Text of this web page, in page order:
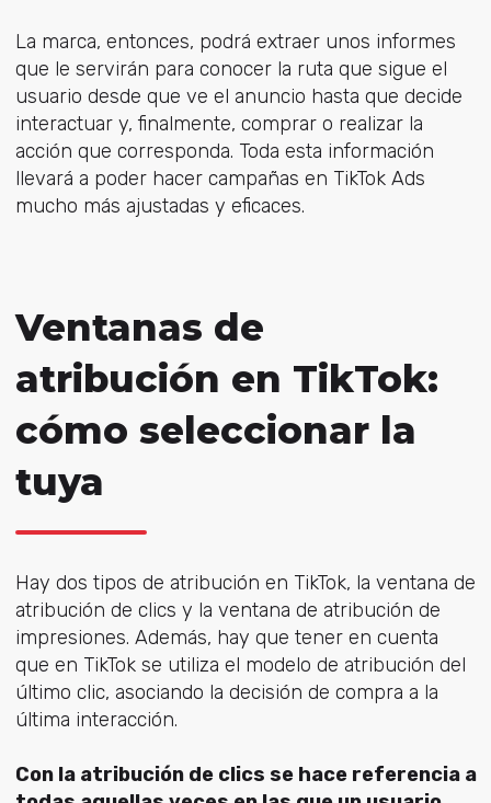
La marca, entonces, podrá extraer unos informes
que le servirán para conocer la ruta que sigue el
usuario desde que ve el anuncio hasta que decide
interactuar y, finalmente, comprar o realizar la
acción que corresponda. Toda esta información
llevará a poder hacer campañas en TikTok Ads
mucho más ajustadas y eficaces.
Ventanas de
atribución en TikTok:
cómo seleccionar la
tuya
Hay dos tipos de atribución en TikTok, la ventana de
atribución de clics y la ventana de atribución de
impresiones. Además, hay que tener en cuenta
que en TikTok se utiliza el modelo de atribución del
último clic, asociando la decisión de compra a la
última interacción.
Con la atribución de clics se hace referencia a